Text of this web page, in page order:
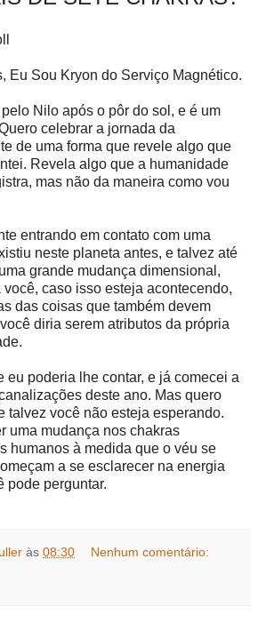
Eu Sou Kryon do Serviço Magnético.
Nilo após o pôr do sol, e é um
celebrar a jornada da
de uma forma que revele algo que
Revela algo que a humanidade
mas não da maneira como vou
entrando em contato com uma
neste planeta antes, e talvez até
grande mudança dimensional,
caso isso esteja acontecendo,
das coisas que também devem
diria serem atributos da própria
eu poderia lhe contar, e já comecei a
deste ano. Mas quero
talvez você não esteja esperando.
uma mudança nos chakras
humanos à medida que o véu se
a se esclarecer na energia
pode perguntar.
às 08:30 Nenhum comentário: